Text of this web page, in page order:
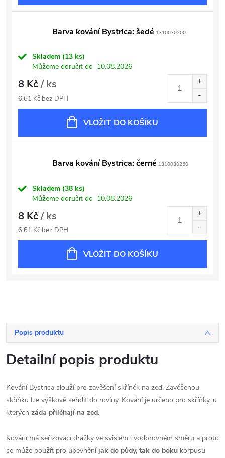
Barva kování Bystrica: šedé 1310030200
Skladem (13 ks)
Můžeme doručit do 10.08.2026
8 Kč/ ks
6,61 Kč bez DPH
VLOŽIT DO KOŠÍKU
Barva kování Bystrica: černé 1310030250
Skladem (38 ks)
Můžeme doručit do 10.08.2026
8 Kč/ ks
6,61 Kč bez DPH
VLOŽIT DO KOŠÍKU
Popis produktu
Detailní popis produktu
Kování Bystrica slouží pro zavěšení skříněk na zeď. Zavěšenou
skříňku lze výškově seřídit do roviny. Kování je určeno pro skříňky, u
kterých záda přiléhají na zeď.
Kování má seřizovací drážky ve svislém i vodorovném směru a proto
se může použít pro upevněníjak do půdy, tak do boku korpusu